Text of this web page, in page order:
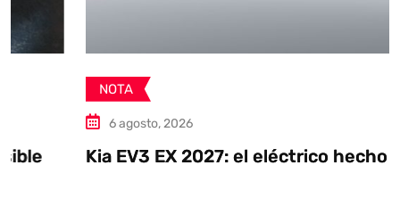
6 agosto, 2026
Kia EV3 EX 2027: el eléctrico hecho en